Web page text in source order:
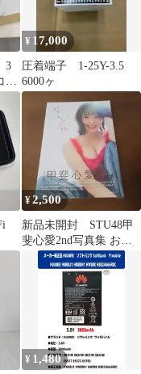
3
ー
¥ 17,000
圧着端子 1-25Y-3.5
6000ヶ
¥2,500
新品未開封 STU48甲
斐心愛2nd写真集 おか
えり太陽
¥ 1,480